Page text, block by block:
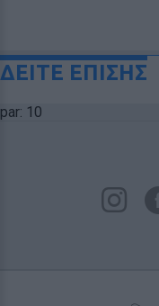
ΔΕΙΤΕ ΕΠΙΣΗΣ
par: 10